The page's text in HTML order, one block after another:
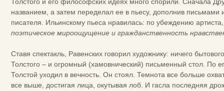
названием, а затем переделал ее в пьесу, дополнив
писателя. Ильинскому пьеса нравилась: по убеждению
поэтическое мироощущение и гражданственность
Ставя спектакль, Равенских говорил художнику: ничего
Толстого – и огромный (хамовнический) письменный стол. По
Толстой уходил в вечность. Он стоял. Темнота все больше
все выше, достигая лица, окутывая лоб. И гасла последняя